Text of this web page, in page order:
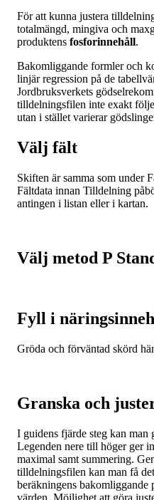
För att kunna justera
totalmängd, mingiva och
produktens fosforinnehåll.
Bakomliggande formler och
linjär regression på de
Jordbruksverkets
tilldelningsfilen inte exakt
utan i stället varierar
Välj fält
Skiften är samma som under
Fältdata innan Tilldelning
antingen i listan eller i kartan.
Välj metod P
Fyll i
Gröda och förväntad skörd
Granska och
I guidens fjärde steg kan
Legenden nere till höger ger
maximal samt summering.
tilldelningsfilen kan man få
beräkningens bakomliggande
värden. Möjlighet att göra